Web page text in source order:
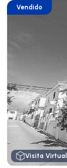
Vendido
Visita Virtual